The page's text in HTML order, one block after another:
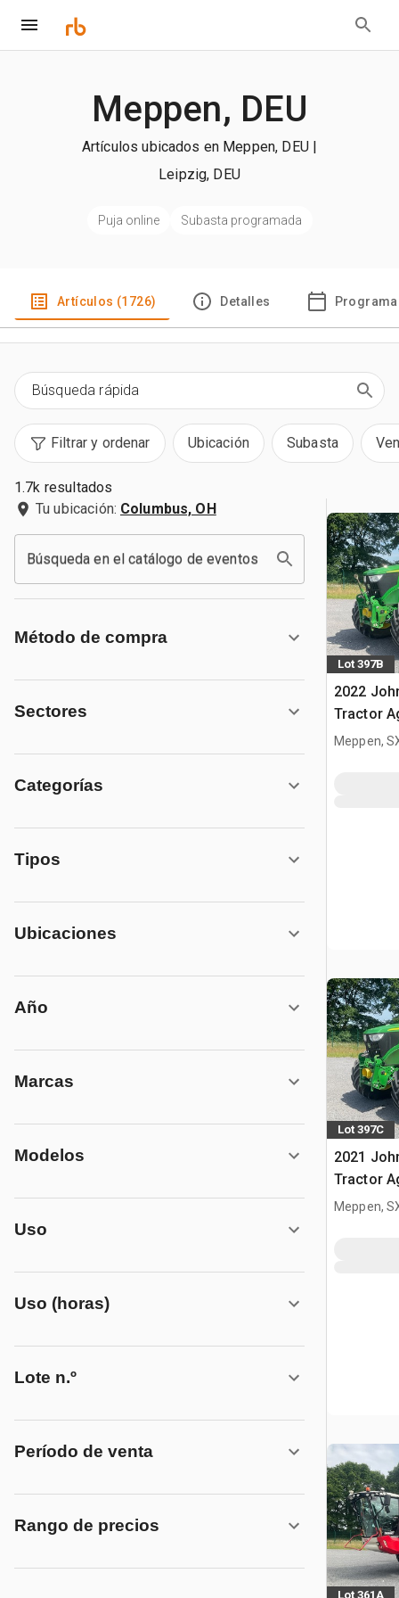
Meppen, DEU
Artículos ubicados en Meppen, DEU |
Leipzig, DEU
Puja online Subasta programada
Artículos (1726) Detalles
Filtrar y ordenar Ubicación Subasta
1.7k resultados
Tu ubicación: Columbus, OH
Búsqueda en el catálogo de eventos
Método de compra
Sectores
Categorías
Tipos
Ubicaciones
Año
Marcas
Modelos
Uso
Uso (horas)
Lote n.º
Período de venta
Rango de precios
Lot 397B
2022
Tractor
Meppen,
Lot 397C
2021
Tractor
Meppen,
Lot 361A